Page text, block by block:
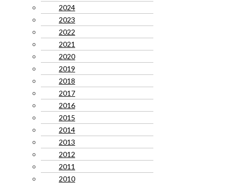
2024
2023
2022
2021
2020
2019
2018
2017
2016
2015
2014
2013
2012
2011
2010